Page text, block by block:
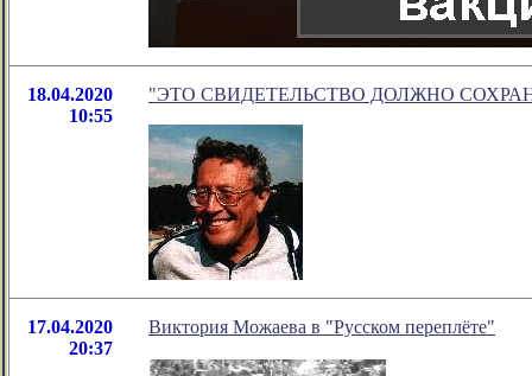
18.04.2020
10:55
"ЭТО СВИДЕТЕЛЬСТВО ДОЛЖНО
17.04.2020
20:37
Виктория Можаева в "Русском переплёте"